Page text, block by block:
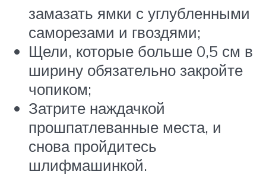
замазать ямки с углубленными
саморезами и гвоздями;
Щели, которые больше 0,5 см в
ширину обязательно закройте
чопиком;
Затрите наждачкой
прошпатлеванные места, и
снова пройдитесь
шлифмашинкой.